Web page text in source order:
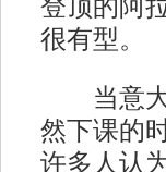
登顶的阿
很有型。
当意大
然下课的
许多人认